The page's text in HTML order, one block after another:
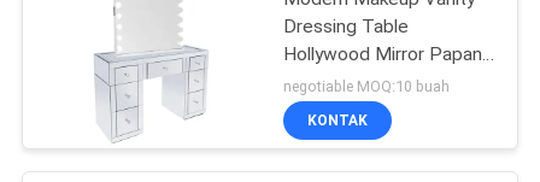
Dressing Table
Hollywood Mirror Papan
MDF
negotiable MOQ:10 buah
KONTAK